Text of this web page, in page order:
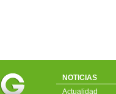
NOTICIAS
Actualidad